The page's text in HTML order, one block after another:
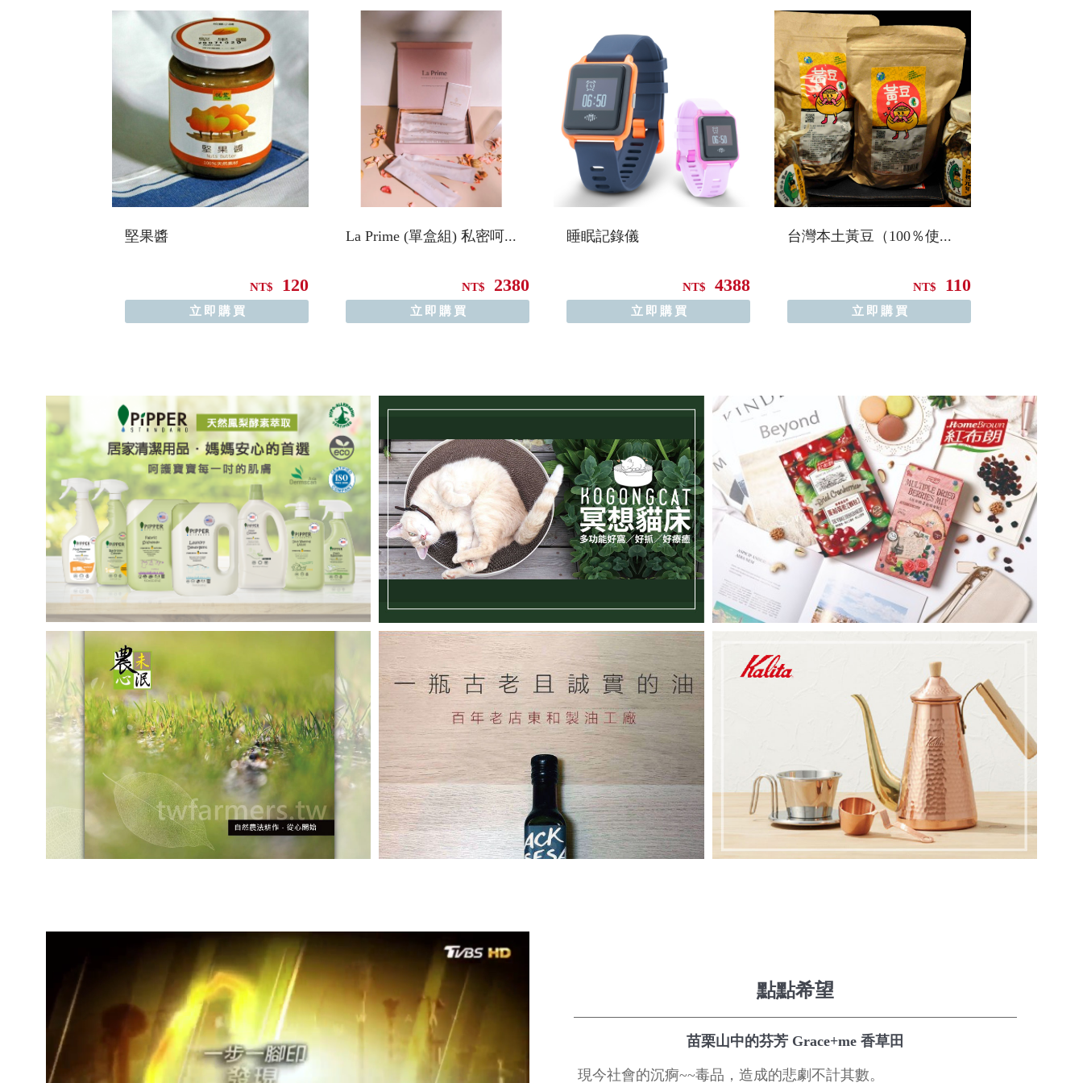
堅果醬
NT$ 120
La Prime (單盒組) 私密呵...
NT$ 2380
睡眠記錄儀
NT$ 4388
台灣本土黃豆（100％使...
NT$ 110
點點希望
苗栗山中的芬芳 Grace+me 香草田
現今社會的沉痾~~毒品，造成的悲劇不計其數。